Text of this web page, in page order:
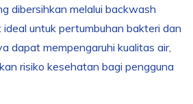
dibersihkan melalui backwash
untuk pertumbuhan bakteri dan
dapat mempengaruhi kualitas air,
risiko kesehatan bagi pengguna